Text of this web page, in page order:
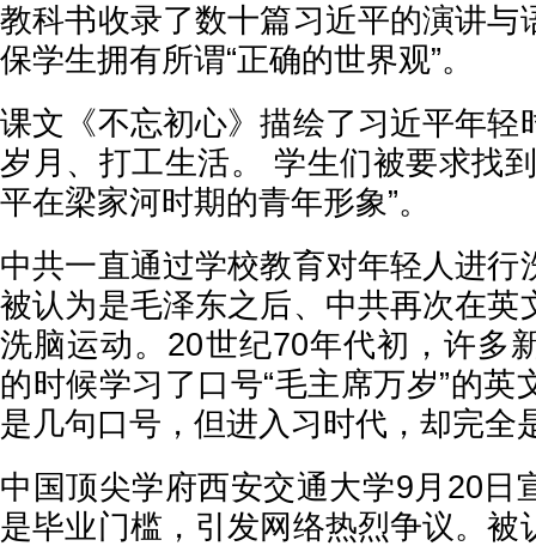
教科书收录了数十篇习近平的演讲与
保学生拥有所谓“正确的世界观”。
课文《不忘初心》描绘了习近平年轻
岁月、打工生活。 学生们被要求找
平在梁家河时期的青年形象”。
中共一直通过学校教育对年轻人进行
被认为是毛泽东之后、中共再次在英
洗脑运动。20世纪70年代初，许多
的时候学习了口号“毛主席万岁”的英
是几句口号，但进入习时代，却完全
中国顶尖学府西安交通大学9月20日
是毕业门槛，引发网络热烈争议。被